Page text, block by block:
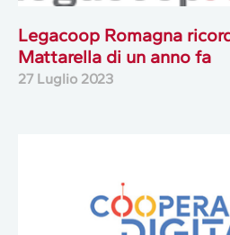
Legacoop Romagna
Mattarella di un anno fa
27 Luglio 2023